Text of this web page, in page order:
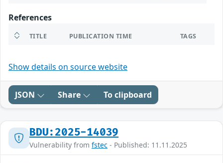
References
TITLE PUBLICATION TIME TAGS
Show details on source website
JSON Share To clipboard
BDU:2025-14039
Vulnerability from fstec - Published: 11.11.2025